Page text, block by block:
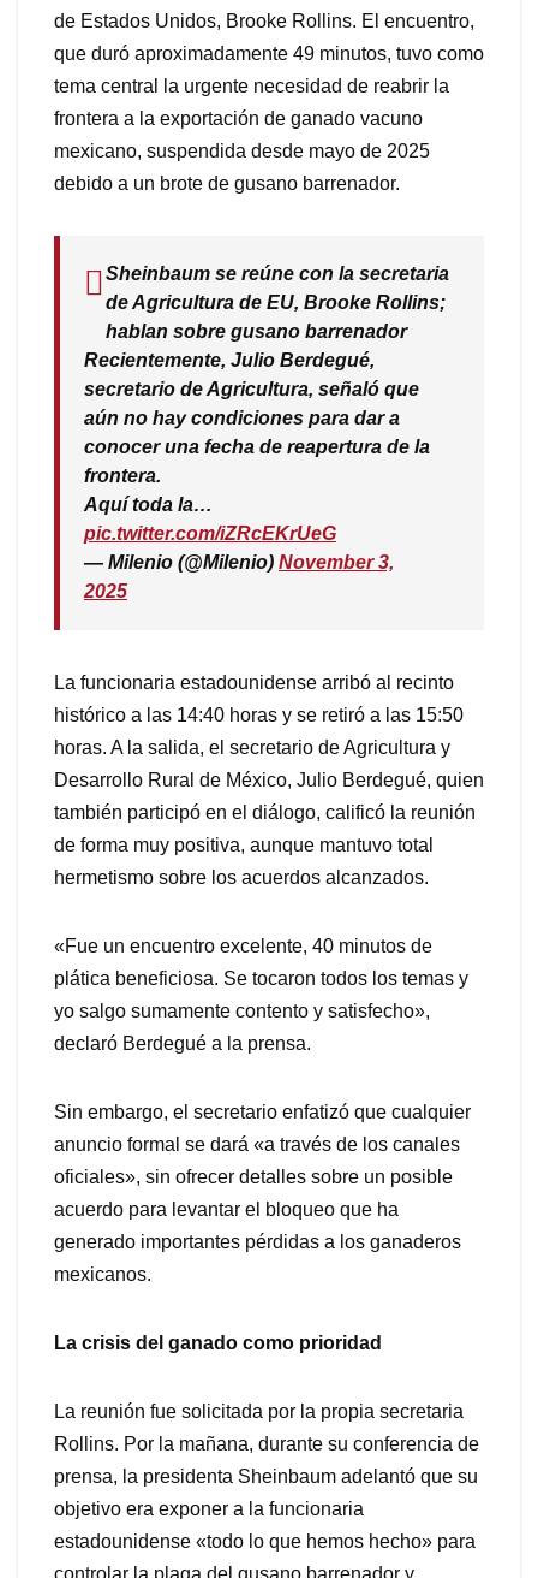
de Estados Unidos, Brooke Rollins. El encuentro,
que duró aproximadamente 49 minutos, tuvo como
tema central la urgente necesidad de reabrir la
frontera a la exportación de ganado vacuno
mexicano, suspendida desde mayo de 2025
debido a un brote de gusano barrenador.
Sheinbaum se reúne con la secretaria
de Agricultura de EU, Brooke Rollins;
hablan sobre gusano barrenador
Recientemente, Julio Berdegué,
secretario de Agricultura, señaló que
aún no hay condiciones para dar a
conocer una fecha de reapertura de la
frontera.
Aquí toda la…
pic.twitter.com/iZRcEKrUeG
— Milenio (@Milenio) November 3,
2025
La funcionaria estadounidense arribó al recinto
histórico a las 14:40 horas y se retiró a las 15:50
horas. A la salida, el secretario de Agricultura y
Desarrollo Rural de México, Julio Berdegué, quien
también participó en el diálogo, calificó la reunión
de forma muy positiva, aunque mantuvo total
hermetismo sobre los acuerdos alcanzados.
«Fue un encuentro excelente, 40 minutos de
plática beneficiosa. Se tocaron todos los temas y
yo salgo sumamente contento y satisfecho»,
declaró Berdegué a la prensa.
Sin embargo, el secretario enfatizó que cualquier
anuncio formal se dará «a través de los canales
oficiales», sin ofrecer detalles sobre un posible
acuerdo para levantar el bloqueo que ha
generado importantes pérdidas a los ganaderos
mexicanos.
La crisis del ganado como prioridad
La reunión fue solicitada por la propia secretaria
Rollins. Por la mañana, durante su conferencia de
prensa, la presidenta Sheinbaum adelantó que su
objetivo era exponer a la funcionaria
estadounidense «todo lo que hemos hecho» para
controlar la plaga del gusano barrenador y